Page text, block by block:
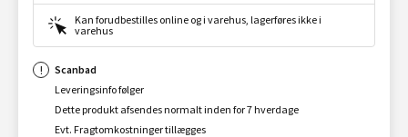
Kan forudbestilles online og i varehus, lagerføres ikke i
varehus
Scanbad
Leveringsinfo følger
Dette produkt afsendes normalt inden for 7 hverdage
Evt. Fragtomkostninger tillægges